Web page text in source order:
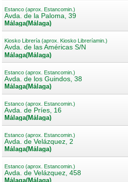
Estanco (aprox. Estancomin.)
Avda. de la Paloma, 39
Málaga(Málaga)
Kiosko Librería (aprox. Kiosko Libreríamin.)
Avda. de las Américas S/N
Málaga(Málaga)
Estanco (aprox. Estancomin.)
Avda. de los Guindos, 38
Málaga(Málaga)
Estanco (aprox. Estancomin.)
Avda. de Príes, 16
Málaga(Málaga)
Estanco (aprox. Estancomin.)
Avda. de Velázquez, 2
Málaga(Málaga)
Estanco (aprox. Estancomin.)
Avda. de Velázquez, 458
Málaga(Málaga)